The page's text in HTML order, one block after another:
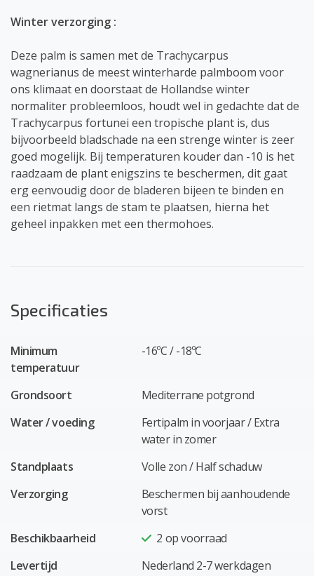
Winter verzorging :
Deze palm is samen met de Trachycarpus
wagnerianus de meest winterharde palmboom voor
ons klimaat en doorstaat de Hollandse winter
normaliter probleemloos, houdt wel in gedachte dat de
Trachycarpus fortunei een tropische plant is, dus
bijvoorbeeld bladschade na een strenge winter is zeer
goed mogelijk. Bij temperaturen kouder dan -10 is het
raadzaam de plant enigszins te beschermen, dit gaat
erg eenvoudig door de bladeren bijeen te binden en
een rietmat langs de stam te plaatsen, hierna het
geheel inpakken met een thermohoes.
Specificaties
Minimum
temperatuur
-16ºC / -18ºC
Grondsoort
Mediterrane potgrond
Water / voeding
Fertipalm in voorjaar / Extra
water in zomer
Standplaats
Volle zon / Half schaduw
Verzorging
Beschermen bij aanhoudende
vorst
Beschikbaarheid
2 op voorraad
Levertijd
Nederland 2-7 werkdagen